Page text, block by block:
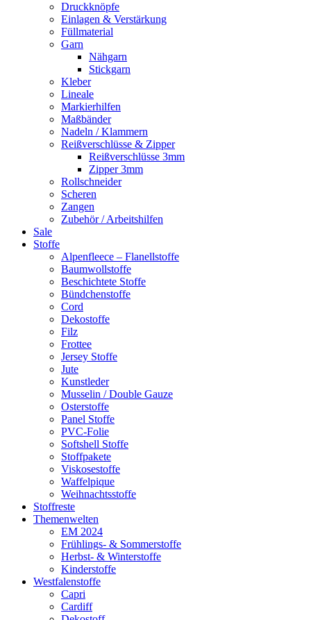
Druckknöpfe
Einlagen & Verstärkung
Füllmaterial
Garn
Nähgarn
Stickgarn
Kleber
Lineale
Markierhilfen
Maßbänder
Nadeln / Klammern
Reißverschlüsse & Zipper
Reißverschlüsse 3mm
Zipper 3mm
Rollschneider
Scheren
Zangen
Zubehör / Arbeitshilfen
Sale
Stoffe
Alpenfleece – Flanellstoffe
Baumwollstoffe
Beschichtete Stoffe
Bündchenstoffe
Cord
Dekostoffe
Filz
Frottee
Jersey Stoffe
Jute
Kunstleder
Musselin / Double Gauze
Osterstoffe
Panel Stoffe
PVC-Folie
Softshell Stoffe
Stoffpakete
Viskosestoffe
Waffelpique
Weihnachtsstoffe
Stoffreste
Themenwelten
EM 2024
Frühlings- & Sommerstoffe
Herbst- & Winterstoffe
Kinderstoffe
Westfalenstoffe
Capri
Cardiff